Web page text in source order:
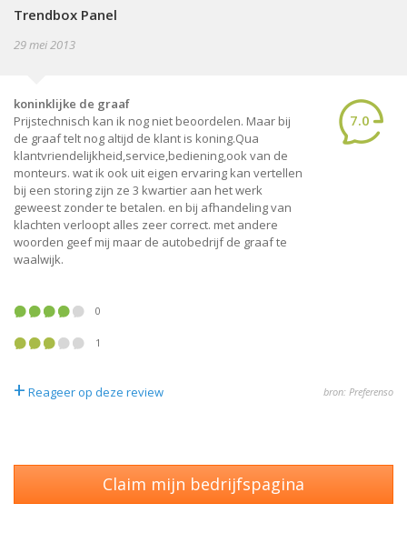
Trendbox Panel
29 mei 2013
koninklijke de graaf
Prijstechnisch kan ik nog niet beoordelen. Maar bij
de graaf telt nog altijd de klant is koning.Qua
klantvriendelijkheid,service,bediening,ook van de
monteurs. wat ik ook uit eigen ervaring kan vertellen
bij een storing zijn ze 3 kwartier aan het werk
geweest zonder te betalen. en bij afhandeling van
klachten verloopt alles zeer correct. met andere
woorden geef mij maar de autobedrijf de graaf te
waalwijk.
7.0
0
1
+ Reageer op deze review bron: Preferenso
Claim mijn bedrijfspagina